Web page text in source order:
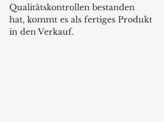
Qualitätskontrollen bestanden
hat, kommt es als fertiges Produkt
in den Verkauf.